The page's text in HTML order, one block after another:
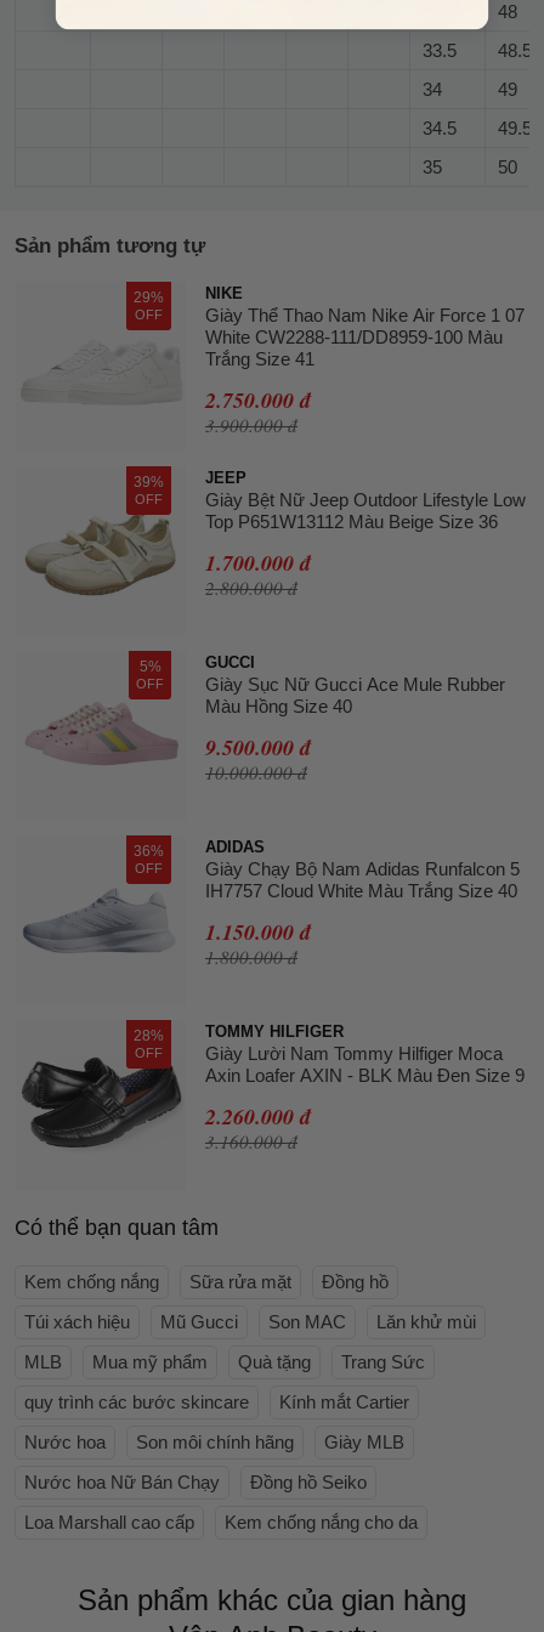
48
33.5
48.5
34
49
34.5
49.5
35
50
Sản phẩm tương tự
29%
OFF
NIKE
Giày Thể Thao Nam Nike Air Force 1 07
White CW2288-111/DD8959-100 Màu
Trắng Size 41
2.750.000 đ
3.900.000 đ
39%
OFF
JEEP
Giày Bệt Nữ Jeep Outdoor Lifestyle Low
Top P651W13112 Màu Beige Size 36
1.700.000 đ
2.800.000 đ
5%
OFF
GUCCI
Giày Sục Nữ Gucci Ace Mule Rubber
Màu Hồng Size 40
9.500.000 đ
10.000.000 đ
36%
OFF
ADIDAS
Giày Chạy Bộ Nam Adidas Runfalcon 5
IH7757 Cloud White Màu Trắng Size 40
1.150.000 đ
1.800.000 đ
28%
OFF
TOMMY HILFIGER
Giày Lười Nam Tommy Hilfiger Moca
Axin Loafer AXIN - BLK Màu Đen Size 9
2.260.000 đ
3.160.000 đ
Có thể bạn quan tâm
Kem chống nắng Sữa rửa mặt
Đồng hồ
Túi xách hiệu
Mũ Gucci Son MAC
Lăn khử mùi
MLB
Mua mỹ phẩm Quà tặng
Trang Sức
quy trình các bước skincare
Kính mắt Cartier
Nước hoa
Son môi chính hãng
Giày MLB
Nước hoa Nữ Bán Chạy
Đồng hồ Seiko
Loa Marshall cao cấp
Kem chống nắng cho da
Sản phẩm khác của gian hàng